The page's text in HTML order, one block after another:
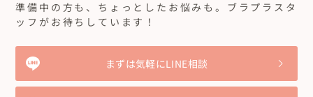
準備中の方も、ちょっとしたお悩みも。ブラプラスタ
ッフがお待ちしています！
まずは気軽にLINE相談